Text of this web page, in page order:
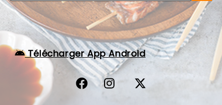
Télécharger App Android